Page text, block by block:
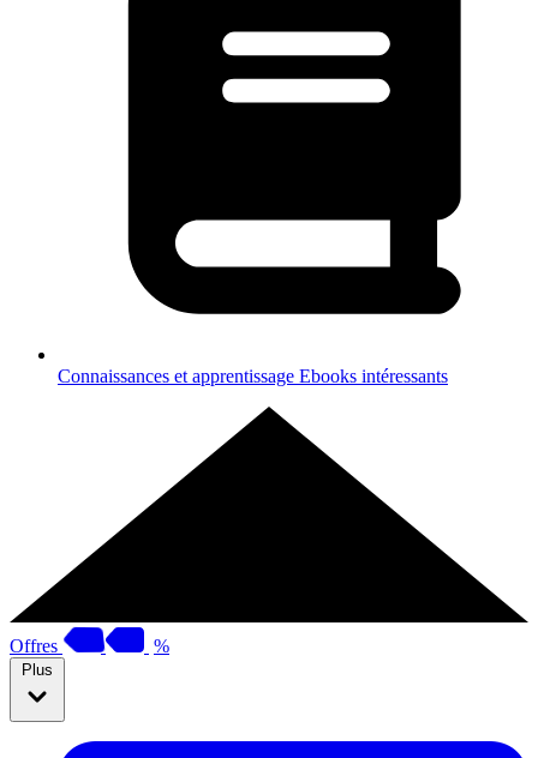
Connaissances et apprentissage Ebooks intéressants
Offres %
Plus